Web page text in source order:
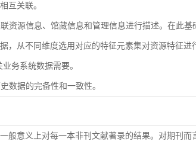
互关联。
资源信息、馆藏信息和管理信息进行描述。在此基
从不同维度选用对应的特征元素集对资源特征进
务系统数据需要。
数据的完备性和一致性。
般意义上对每一本非刊文献著录的结果。对期刊而